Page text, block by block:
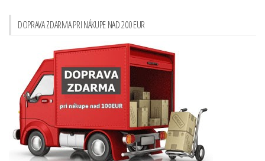
DOPRAVA ZDARMA PRI NÁKUPE NAD 200 EUR